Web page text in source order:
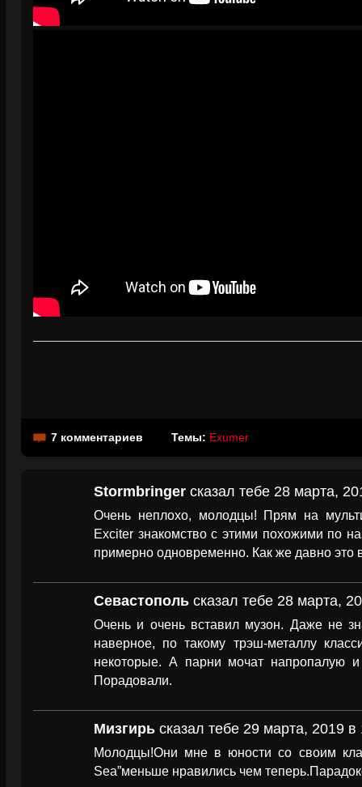
7 комментариев Темы: Exumer
Stormbringer сказал тебе 28 марта,
Очень неплохо, молодцы! Прям на
Exciter знакомство с этими похожими по
примерно одновременно. Как же давно это
Севастополь сказал тебе 28 марта,
Очень и очень вставил музон. Даже не
наверное, по такому трэш-металлу
некоторые. А парни мочат напропалую
Порадовали.
Мизгирь сказал тебе 29 марта, 2019 в
Молодцы!Они мне в юности со своим
Sea”меньше нравились чем